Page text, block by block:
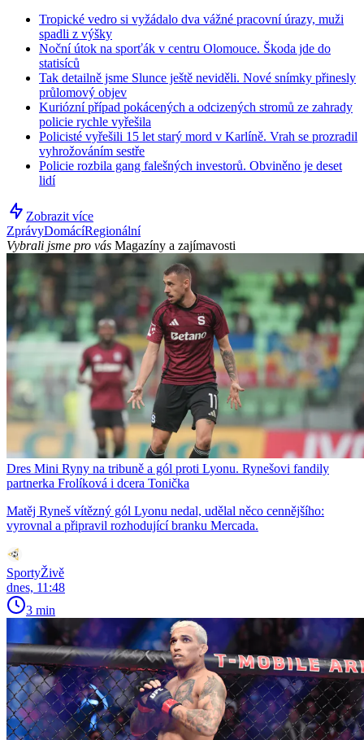
Tropické vedro si vyžádalo dva vážné pracovní úrazy, muži
spadli z výšky
Noční útok na sporťák v centru Olomouce. Škoda jde do
statisíců
Tak detailně jsme Slunce ještě neviděli. Nové snímky přinesly
průlomový objev
Kuriózní případ pokácených a odcizených stromů ze zahrady
policie rychle vyřešila
Policisté vyřešili 15 let starý mord v Karlíně. Vrah se prozradil
vyhrožováním sestře
Policie rozbila gang falešných investorů. Obviněno je deset
lidí
Zobrazit více
ZprávyDomácíRegionální
Vybrali jsme pro vás Magazíny a zajímavosti
Dres Mini Ryny na tribuně a gól proti Lyonu. Rynešovi fandily
partnerka Frolíková i dcera Tonička
Matěj Ryneš vítězný gól Lyonu nedal, udělal něco cennějšího:
vyrovnal a připravil rozhodující branku Mercada.
SportyŽivě
dnes, 11:48
3 min